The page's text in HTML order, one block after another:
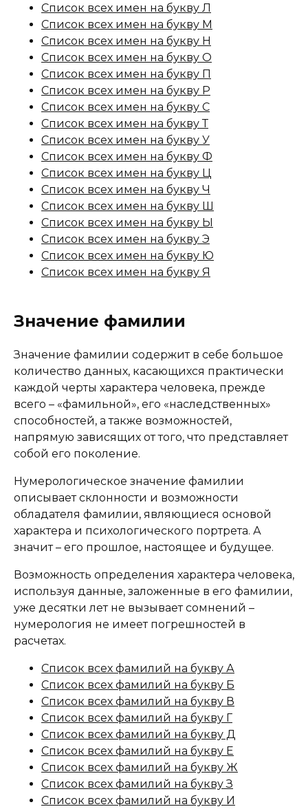
Список всех имен на букву Л
Список всех имен на букву М
Список всех имен на букву Н
Список всех имен на букву О
Список всех имен на букву П
Список всех имен на букву Р
Список всех имен на букву С
Список всех имен на букву Т
Список всех имен на букву У
Список всех имен на букву Ф
Список всех имен на букву Ц
Список всех имен на букву Ч
Список всех имен на букву Ш
Список всех имен на букву Ы
Список всех имен на букву Э
Список всех имен на букву Ю
Список всех имен на букву Я
Значение фамилии
Значение фамилии содержит в себе большое
количество данных, касающихся практически
каждой черты характера человека, прежде
всего – «фамильной», его «наследственных»
способностей, а также возможностей,
напрямую зависящих от того, что представляет
собой его поколение.
Нумерологическое значение фамилии
описывает склонности и возможности
обладателя фамилии, являющиеся основой
характера и психологического портрета. А
значит – его прошлое, настоящее и будущее.
Возможность определения характера человека,
используя данные, заложенные в его фамилии,
уже десятки лет не вызывает сомнений –
нумерология не имеет погрешностей в
расчетах.
Список всех фамилий на букву А
Список всех фамилий на букву Б
Список всех фамилий на букву В
Список всех фамилий на букву Г
Список всех фамилий на букву Д
Список всех фамилий на букву Е
Список всех фамилий на букву Ж
Список всех фамилий на букву З
Список всех фамилий на букву И